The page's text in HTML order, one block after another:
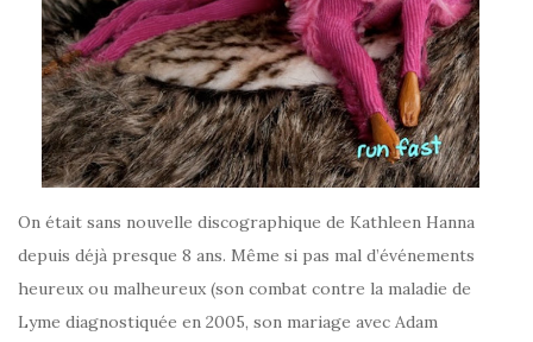
On était sans nouvelle discographique de Kathleen Hanna
depuis déjà presque 8 ans. Même si pas mal d’événements
heureux ou malheureux (son combat contre la maladie de
Lyme diagnostiquée en 2005, son mariage avec Adam